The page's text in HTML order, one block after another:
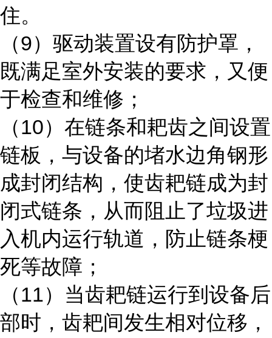
住。
（9）驱动装置设有防护罩，
既满足室外安装的要求，又便
于检查和维修；
（10）在链条和耙齿之间设置
链板，与设备的堵水边角钢形
成封闭结构，使齿耙链成为封
闭式链条，从而阻止了垃圾进
入机内运行轨道，防止链条梗
死等故障；
（11）当齿耙链运行到设备后
部时，齿耙间发生相对位移，